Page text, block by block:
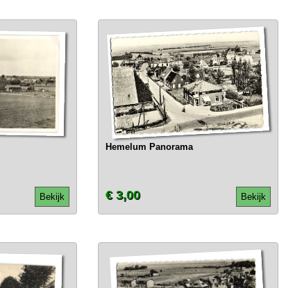
Bekijk
Hemelum Panorama
Bekijk
€ 3,00